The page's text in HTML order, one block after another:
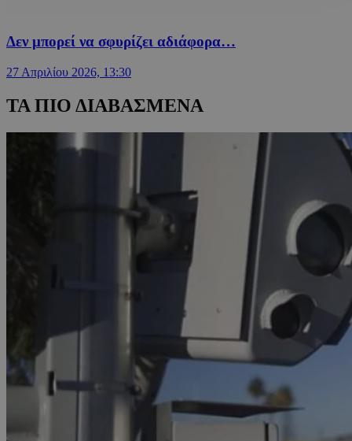
Δεν μπορεί να σφυρίζει αδιάφορα…
27 Απριλίου 2026, 13:30
ΤΑ ΠΙΟ ΔΙΑΒΑΣΜΕΝΑ